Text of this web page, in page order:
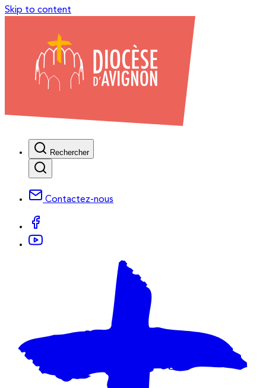
Skip to content
Rechercher
Contactez-nous